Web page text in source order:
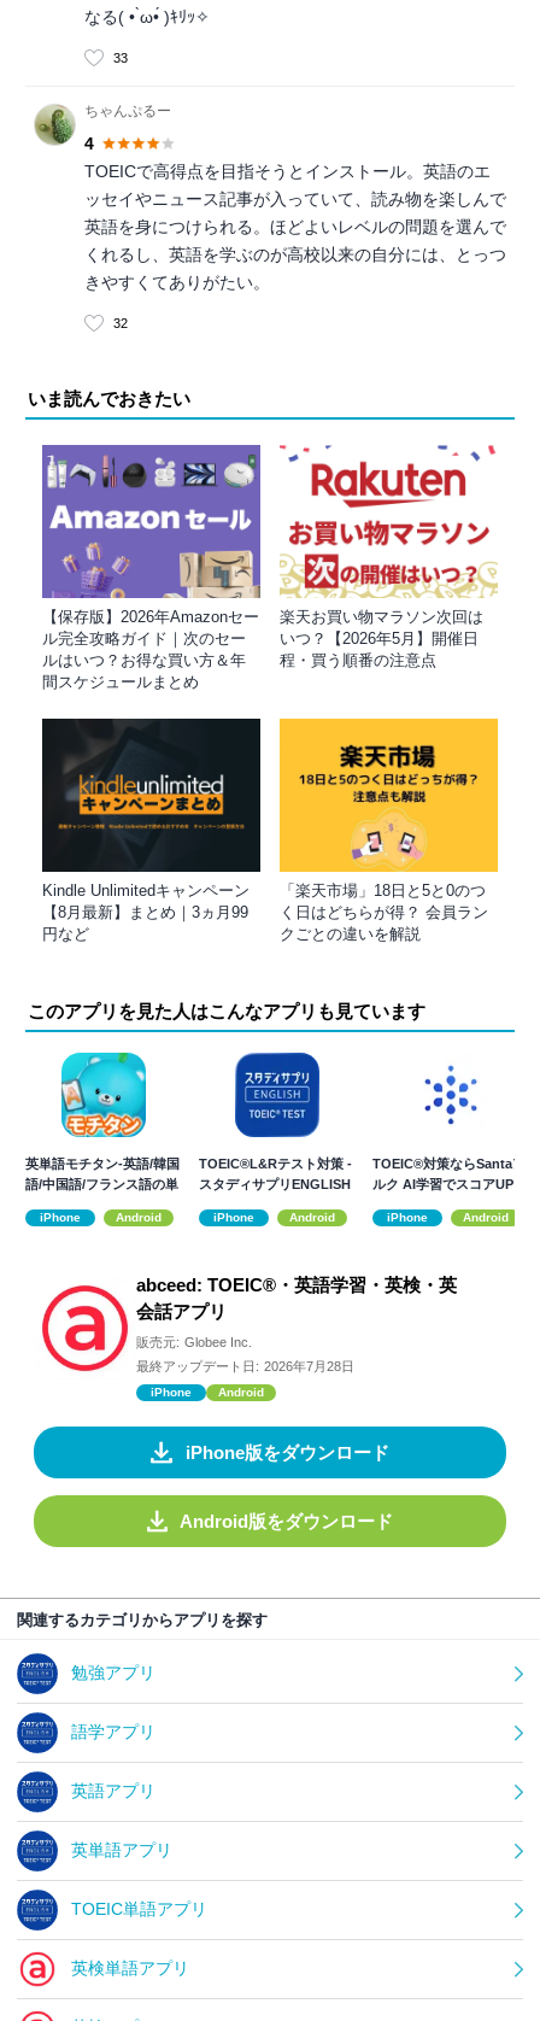
なる( • ̀ω•́ )ｷﾘｯ✧
33
ちゃんぷるー
4
TOEICで高得点を目指そうとインストール。英語のエ
ッセイやニュース記事が入っていて、読み物を楽しんで
英語を身につけられる。ほどよいレベルの問題を選んで
くれるし、英語を学ぶのが高校以来の自分には、とっつ
きやすくてありがたい。
32
いま読んでおきたい
【保存版】2026年Amazonセー
ル完全攻略ガイド｜次のセー
ルはいつ？お得な買い方＆年
間スケジュールまとめ
楽天お買い物マラソン次回は
いつ？【2026年5月】開催日
程・買う順番の注意点
Kindle Unlimitedキャンペーン
【8月最新】まとめ｜3ヵ月99
円など
「楽天市場」18日と5と0のつ
く日はどちらが得？ 会員ラン
クごとの違いを解説
このアプリを見た人はこんなアプリも見ています
英単語モチタン-英語/韓国
語/中国語/フランス語の単
iPhone Android
TOEIC®L&Rテスト対策 -
スタディサプリENGLISH
iPhone Android
TOEIC®対策ならSantaア
ルク AI学習でスコアUP
iPhone Android
abceed: TOEIC®・英語学習・英検・英
会話アプリ
販売元: Globee Inc.
最終アップデート日: 2026年7月28日
iPhone Android
iPhone版をダウンロード
Android版をダウンロード
関連するカテゴリからアプリを探す
勉強アプリ
語学アプリ
英語アプリ
英単語アプリ
TOEIC単語アプリ
英検単語アプリ